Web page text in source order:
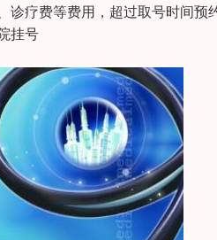
诊疗费等费用，超过取号时间
挂号